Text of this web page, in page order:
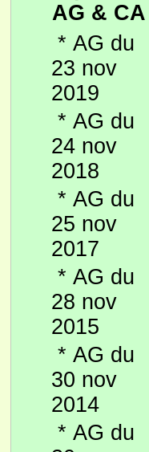
AG & CA
* AG du
23 nov
2019
* AG du
24 nov
2018
* AG du
25 nov
2017
* AG du
28 nov
2015
* AG du
30 nov
2014
* AG du